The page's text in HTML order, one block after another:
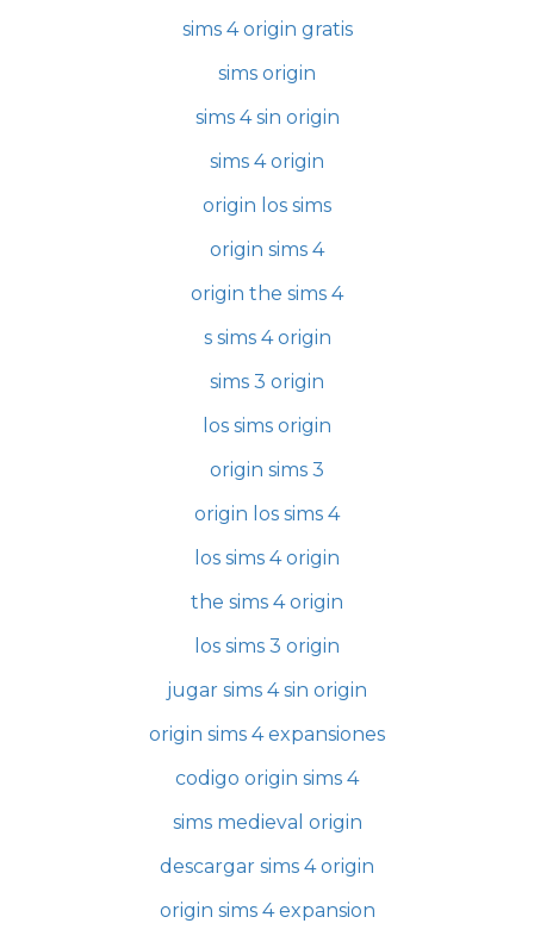
sims 4 origin gratis
sims origin
sims 4 sin origin
sims 4 origin
origin los sims
origin sims 4
origin the sims 4
s sims 4 origin
sims 3 origin
los sims origin
origin sims 3
origin los sims 4
los sims 4 origin
the sims 4 origin
los sims 3 origin
jugar sims 4 sin origin
origin sims 4 expansiones
codigo origin sims 4
sims medieval origin
descargar sims 4 origin
origin sims 4 expansion